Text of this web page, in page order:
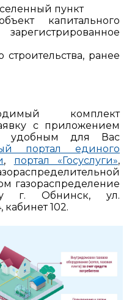
пункт
капитального
ранее
комплект
с приложением
удобным для Вас
портал единого
, портал «Госуслуги»,
газораспределение
г. Обнинск, ул.
102.